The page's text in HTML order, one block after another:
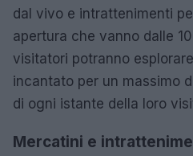
dal vivo e intrattenimenti
apertura che vanno dalle
visitatori potranno
incantato per un massimo
di ogni istante della loro
Mercatini e